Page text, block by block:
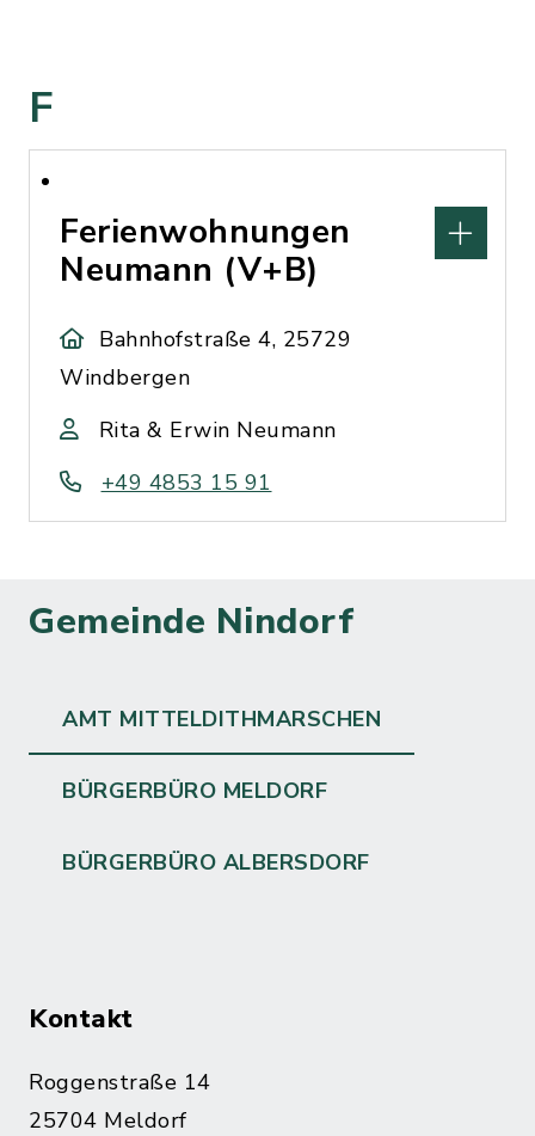
F
Ferienwohnungen
Neumann (V+B)
Bahnhofstraße 4, 25729
Windbergen
Rita & Erwin Neumann
+49 4853 15 91
Gemeinde Nindorf
AMT MITTELDITHMARSCHEN
BÜRGERBÜRO MELDORF
BÜRGERBÜRO ALBERSDORF
Kontakt
Roggenstraße 14
25704 Meldorf